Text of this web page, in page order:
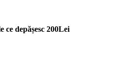
depășesc 200Lei